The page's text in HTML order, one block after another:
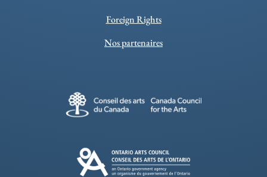
Foreign Rights
Nos partenaires